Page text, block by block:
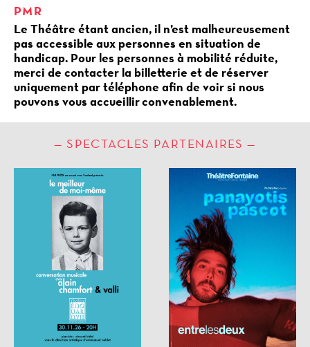
PMR
Le Théâtre étant ancien, il n’est malheureusement
pas accessible aux personnes en situation de
handicap. Pour les personnes à mobilité réduite,
merci de contacter la billetterie et de réserver
uniquement par téléphone afin de voir si nous
pouvons vous accueillir convenablement.
SPECTACLES PARTENAIRES